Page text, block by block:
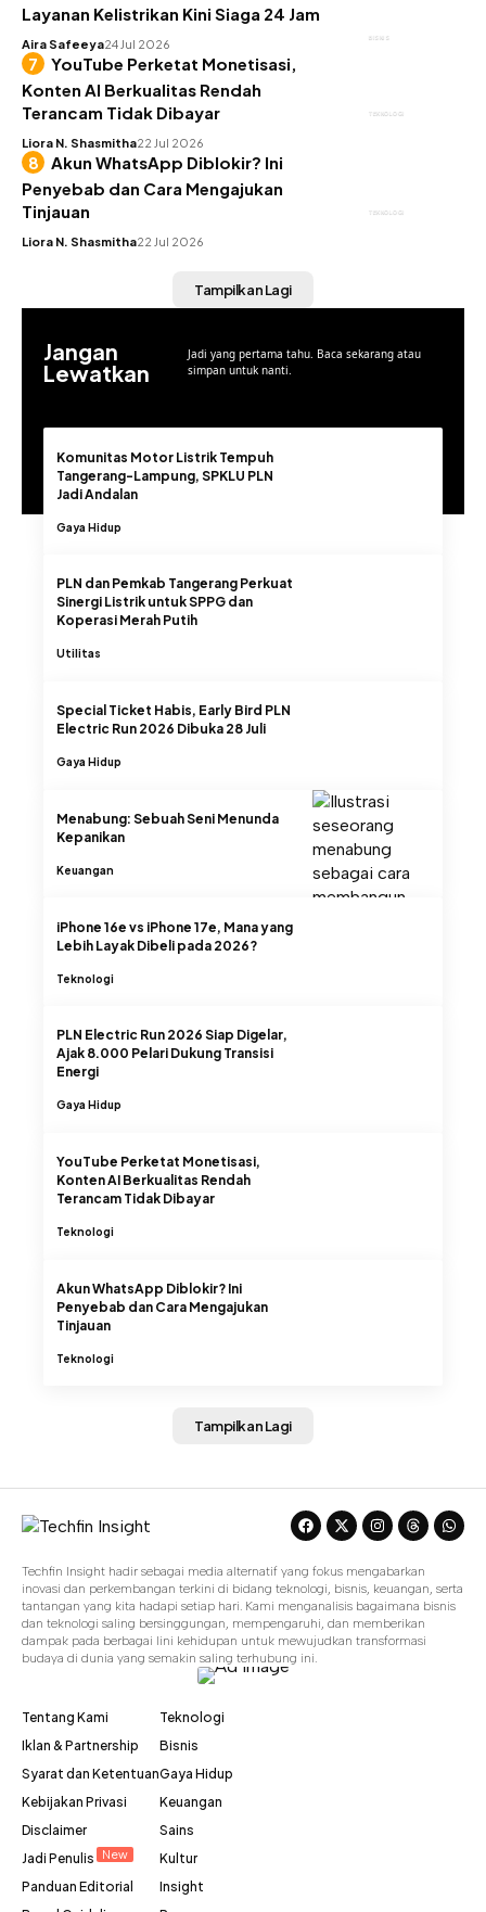
BISNIS
Layanan Kelistrikan Kini Siaga 24 Jam
Aira Safeeya24 Jul 2026
TEKNOLOGI
YouTube Perketat Monetisasi,
Konten AI Berkualitas Rendah
Terancam Tidak Dibayar
Liora N. Shasmitha22 Jul 2026
TEKNOLOGI
Akun WhatsApp Diblokir? Ini
Penyebab dan Cara Mengajukan
Tinjauan
Liora N. Shasmitha22 Jul 2026
Tampilkan Lagi
Jangan
Lewatkan
Jadi yang pertama tahu. Baca sekarang atau
simpan untuk nanti.
Komunitas Motor Listrik Tempuh
Tangerang-Lampung, SPKLU PLN
Jadi Andalan
Gaya Hidup
PLN dan Pemkab Tangerang Perkuat
Sinergi Listrik untuk SPPG dan
Koperasi Merah Putih
Utilitas
Special Ticket Habis, Early Bird PLN
Electric Run 2026 Dibuka 28 Juli
Gaya Hidup
Menabung: Sebuah Seni Menunda
Kepanikan
Keuangan
iPhone 16e vs iPhone 17e, Mana yang
Lebih Layak Dibeli pada 2026?
Teknologi
PLN Electric Run 2026 Siap Digelar,
Ajak 8.000 Pelari Dukung Transisi
Energi
Gaya Hidup
YouTube Perketat Monetisasi,
Konten AI Berkualitas Rendah
Terancam Tidak Dibayar
Teknologi
Akun WhatsApp Diblokir? Ini
Penyebab dan Cara Mengajukan
Tinjauan
Teknologi
Tampilkan Lagi
Techfin Insight hadir sebagai media alternatif yang fokus mengabarkan
inovasi dan perkembangan terkini di bidang teknologi, bisnis, keuangan, serta
tantangan yang kita hadapi setiap hari. Kami menganalisis bagaimana bisnis
dan teknologi saling bersinggungan, mempengaruhi, dan memberikan
dampak pada berbagai lini kehidupan untuk mewujudkan transformasi
budaya di dunia yang semakin saling terhubung ini.
Tentang Kami
Iklan & Partnership
Syarat dan Ketentuan
Kebijakan Privasi
Disclaimer
Jadi Penulis
New
Panduan Editorial
Teknologi
Bisnis
Gaya Hidup
Keuangan
Sains
Kultur
Insight